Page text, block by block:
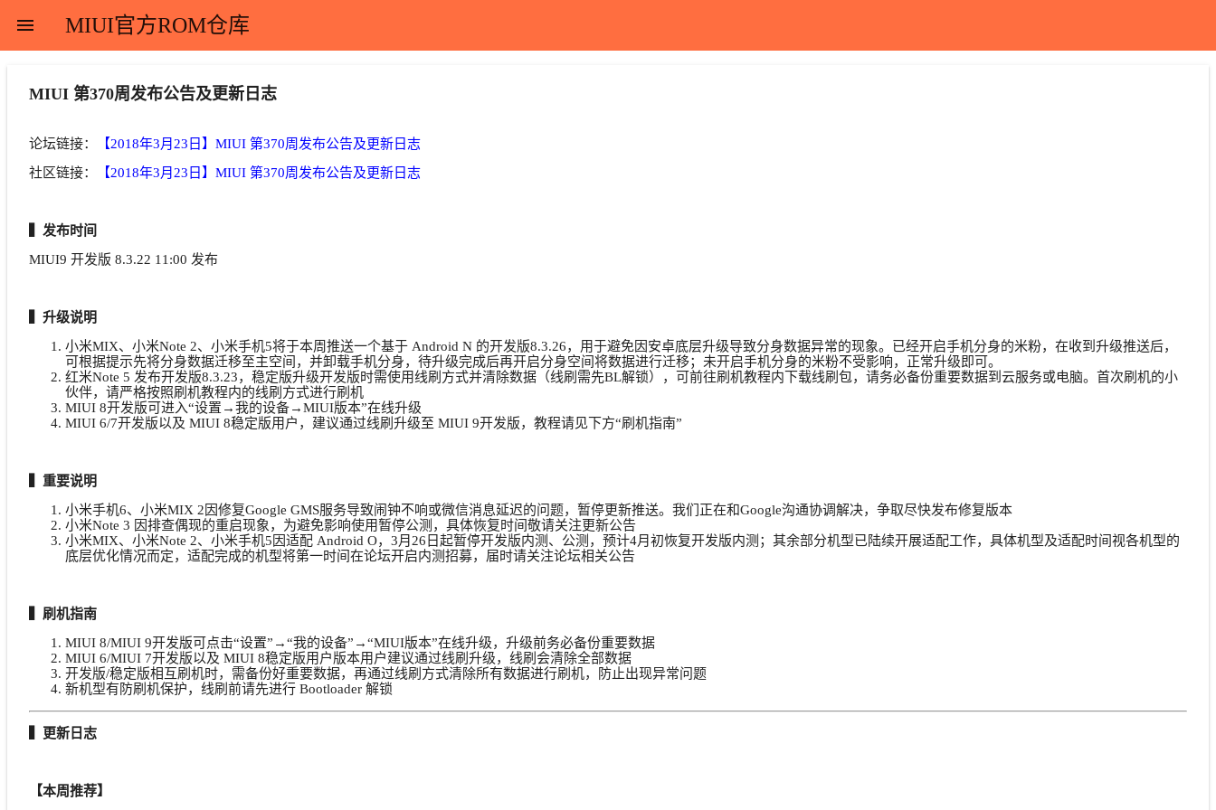
menu MIUI官方ROM仓库
MIUI 第370周发布公告及更新日志
论坛链接：
【2018年3月23日】MIUI 第370周发布公告及更新日志
社区链接：
【2018年3月23日】MIUI 第370周发布公告及更新日志
▍发布时间
MIUI9 开发版 8.3.22 11:00 发布
▍升级说明
小米MIX、小米Note 2、小米手机5将于本周推送一个基于 Android N 的开发版8.3.26，用于避免因安卓底层升级导致分身数据异常的现象。已经开启手机分身的米粉，在收到升级推送后，
可根据提示先将分身数据迁移至主空间，并卸载手机分身，待升级完成后再开启分身空间将数据进行迁移；未开启手机分身的米粉不受影响，正常升级即可。
红米Note 5 发布开发版8.3.23，稳定版升级开发版时需使用线刷方式并清除数据（线刷需先BL解锁），可前往刷机教程内下载线刷包，请务必备份重要数据到云服务或电脑。首次刷机的小
伙伴，请严格按照刷机教程内的线刷方式进行刷机
MIUI 8开发版可进入“设置→我的设备→MIUI版本”在线升级
MIUI 6/7开发版以及 MIUI 8稳定版用户，建议通过线刷升级至 MIUI 9开发版，教程请见下方“刷机指南”
▍重要说明
小米手机6、小米MIX 2因修复Google GMS服务导致闹钟不响或微信消息延迟的问题，暂停更新推送。我们正在和Google沟通协调解决，争取尽快发布修复版本
小米Note 3 因排查偶现的重启现象，为避免影响使用暂停公测，具体恢复时间敬请关注更新公告
小米MIX、小米Note 2、小米手机5因适配 Android O，3月26日起暂停开发版内测、公测，预计4月初恢复开发版内测；其余部分机型已陆续开展适配工作，具体机型及适配时间视各机型的
底层优化情况而定，适配完成的机型将第一时间在论坛开启内测招募，届时请关注论坛相关公告
▍刷机指南
MIUI 8/MIUI 9开发版可点击“设置”→“我的设备”→“MIUI版本”在线升级，升级前务必备份重要数据
MIUI 6/MIUI 7开发版以及 MIUI 8稳定版用户版本用户建议通过线刷升级，线刷会清除全部数据
开发版/稳定版相互刷机时，需备份好重要数据，再通过线刷方式清除所有数据进行刷机，防止出现异常问题
新机型有防刷机保护，线刷前请先进行 Bootloader 解锁
▍更新日志
【本周推荐】